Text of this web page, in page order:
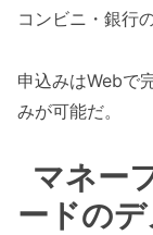
コンビニ・銀行
申込みはWebで
みが可能だ。
マネー
ードの